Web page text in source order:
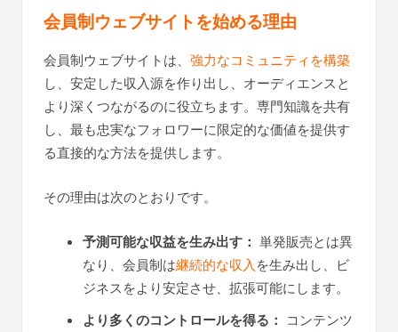
会員制ウェブサイトを始める理由
会員制ウェブサイトは、 強力なコミュニティを構築
し、安定した収入源を作り出し、オーディエンスと
より深くつながるのに役立ちます。専門知識を共有
し、最も忠実なフォロワーに限定的な価値を提供す
る直接的な方法を提供します。
その理由は次のとおりです。
予測可能な収益を生み出す： 単発販売とは異
なり、会員制は継続的な収入を生み出し、ビ
ジネスをより安定させ、拡張可能にします。
より多くのコントロールを得る： コンテンツ